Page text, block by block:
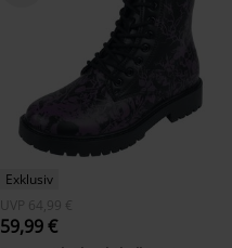
Exklusiv
UVP
64,99 €
59,99 €